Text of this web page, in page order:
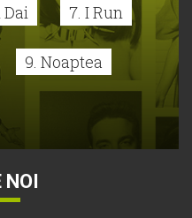
Dai 7. I Run
9. Noaptea
NOI